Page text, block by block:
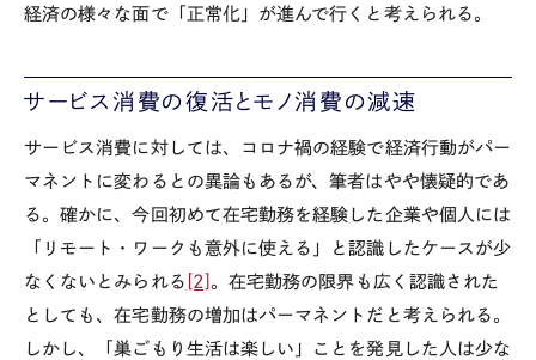
経済の様々な面で「正常化」が進んで行くと考えられる。
サービス消費の復活とモノ消費の減速
サービス消費に対しては、コロナ禍の経験で経済行動がパー
マネントに変わるとの異論もあるが、筆者はやや懐疑的であ
る。確かに、今回初めて在宅勤務を経験した企業や個人には
「リモート・ワークも意外に使える」と認識したケースが少
なくないとみられる [2] 。在宅勤務の限界も広く認識された
としても、在宅勤務の増加はパーマネントだと考えられる。
しかし、「巣ごもり生活は楽しい」ことを発見した人は少な